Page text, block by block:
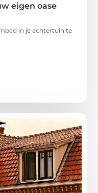
eigen oase
in je achtertuin te